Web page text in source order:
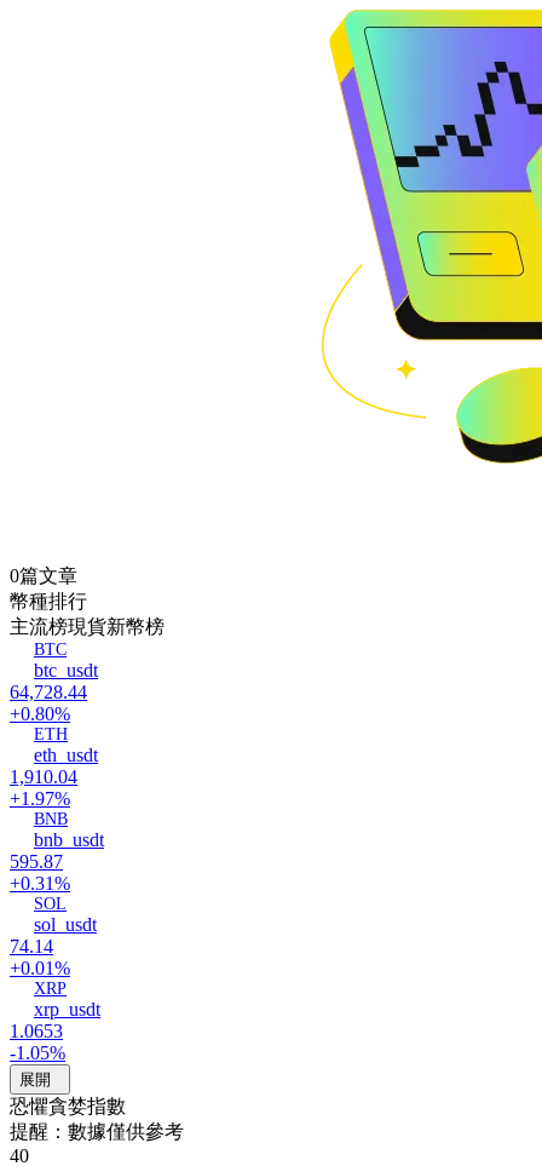
0篇文章
幣種排行
主流榜現貨新幣榜
BTC
btc_usdt
64,728.44
+0.80%
ETH
eth_usdt
1,910.04
+1.97%
BNB
bnb_usdt
595.87
+0.31%
SOL
sol_usdt
74.14
+0.01%
XRP
xrp_usdt
1.0653
-1.05%
展開
恐懼貪婪指數
提醒：數據僅供參考
40